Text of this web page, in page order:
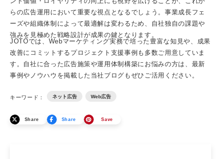
らの広告運用において重要な視点となるでしょう。事業成長フェ
ーズや組織体制によって最適解は変わるため、自社独自の課題や
強みを見極めた戦略設計が成果の鍵となります。
JOTOでは、 Webマーケティング実務で培った豊富な知見や、成果
改善にコミットするプロジェクト支援事例も多数ご用意していま
す。自社に合った広告施策や運用体制構築にお悩みの方は、 最新
事例やノウハウを掲載した 当社ブログ もぜひご活用ください。
キーワード： ネット広告 Web広告
Share Share Save